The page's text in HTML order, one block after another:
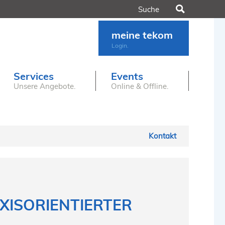
Services
Unsere Angebote.
Events
Online & Offline.
meine tekom
Login.
Kontakt